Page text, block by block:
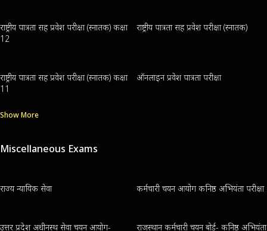
राष्ट्रीय पात्रता सह प्रवेश परीक्षा (स्नातक) कक्षा
12
राष्ट्रीय पात्रता सह प्रवेश परीक्षा (स्नातक)
राष्ट्रीय पात्रता सह प्रवेश परीक्षा (स्नातक) कक्षा
11
ऑनलाइन प्रवेश पात्रता परीक्षा
Show More
Miscellaneous Exams
राज्य न्यायिक सेवा कर्मचारी चयन आयोग कनिष्ठ अभियंता परीक्षा
उत्तर प्रदेश अधीनस्थ सेवा चयन आयोग-
राजस्थान कर्मचारी चयन बोर्ड- कनिष्ठ अभियंता